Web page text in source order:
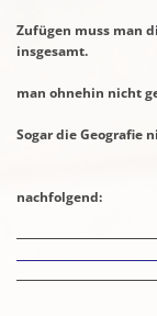
Zufügen muss man
insgesamt.
man ohnehin nicht
Sogar die Geografie
Ein
nachfolgend: